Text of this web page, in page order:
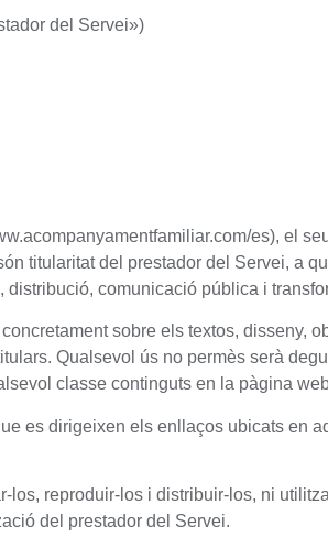
del Servei»)
es), el
titularitat del prestador del Servei, a
comunicació pública i
sobre els textos, disseny,
Qualsevol ús no permès serà
classe continguts en la pàgina
es dirigeixen els enllaços ubicats en
reproduir-los i distribuir-los, ni
del prestador del Servei.